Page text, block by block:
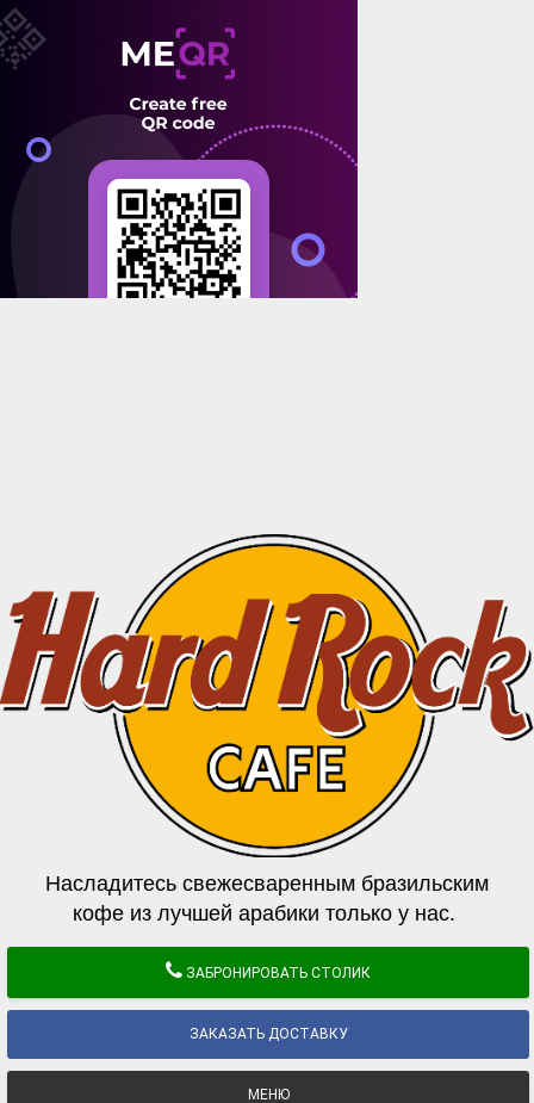
Насладитесь свежесваренным бразильским
кофе из лучшей арабики только у нас.
ЗАБРОНИРОВАТЬ СТОЛИК
ЗАКАЗАТЬ ДОСТАВКУ
МЕНЮ